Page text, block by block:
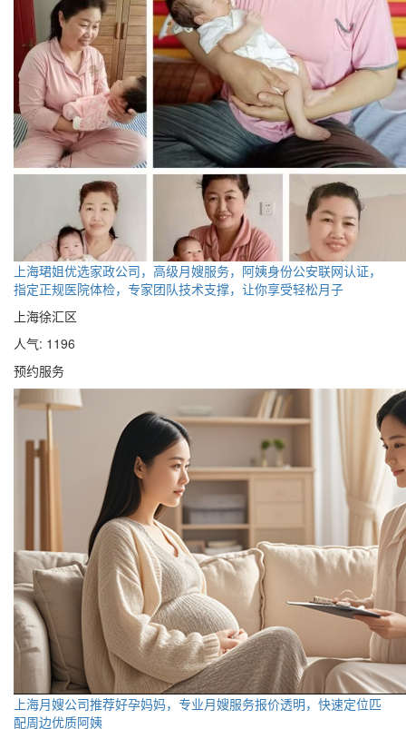
上海珺姐优选家政公司，高级月嫂服务，阿姨身份公安联网认证，
指定正规医院体检，专家团队技术支撑，让你享受轻松月子
上海徐汇区
人气: 1196
预约服务
上海月嫂公司推荐好孕妈妈，专业月嫂服务报价透明，快速定位匹
配周边优质阿姨